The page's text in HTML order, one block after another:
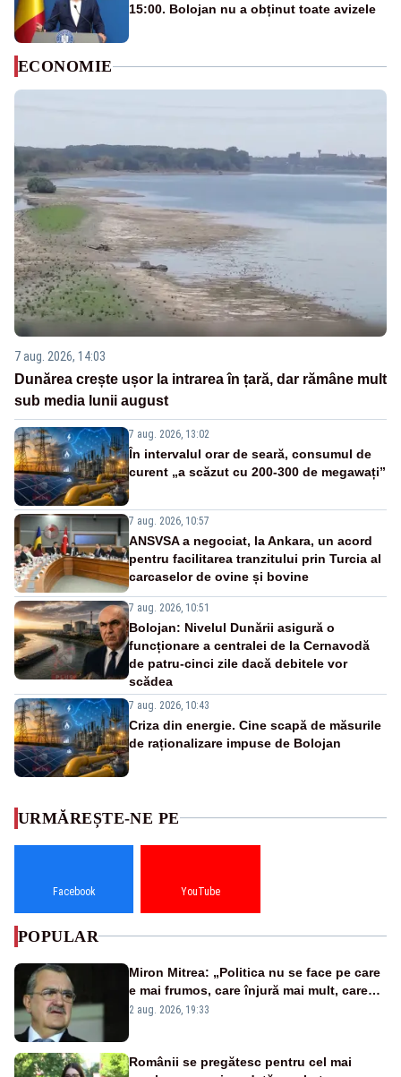
15:00. Bolojan nu a obținut toate avizele
ECONOMIE
7 aug. 2026, 14:03
Dunărea crește ușor la intrarea în țară, dar rămâne mult
sub media lunii august
7 aug. 2026, 13:02
În intervalul orar de seară, consumul de
curent „a scăzut cu 200-300 de megawați”
7 aug. 2026, 10:57
ANSVSA a negociat, la Ankara, un acord
pentru facilitarea tranzitului prin Turcia al
carcaselor de ovine și bovine
7 aug. 2026, 10:51
Bolojan: Nivelul Dunării asigură o
funcționare a centralei de la Cernavodă
de patru-cinci zile dacă debitele vor
scădea
7 aug. 2026, 10:43
Criza din energie. Cine scapă de măsurile
de raționalizare impuse de Bolojan
URMĂREȘTE-NE PE
Facebook YouTube
POPULAR
Miron Mitrea: „Politica nu se face pe care
e mai frumos, care înjură mai mult, care
țipă mai tare, ci pe proiecte”
2 aug. 2026, 19:33
Românii se pregătesc pentru cel mai